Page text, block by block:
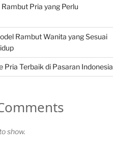
Pria yang Perlu
Rambut Wanita yang Sesuai
Pria Terbaik di Pasaran Indonesia
show.